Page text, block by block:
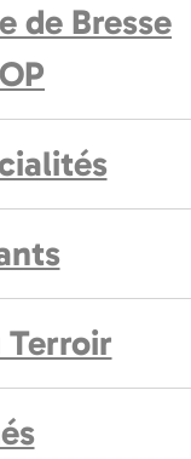
de Bresse
Terroir